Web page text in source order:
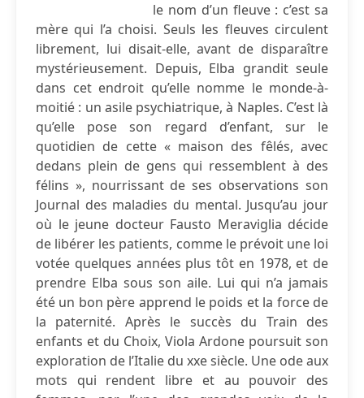
le nom d’un fleuve : c’est sa
mère qui l’a choisi. Seuls les fleuves circulent
librement, lui disait-elle, avant de disparaître
mystérieusement. Depuis, Elba grandit seule
dans cet endroit qu’elle nomme le monde-à-
moitié : un asile psychiatrique, à Naples. C’est là
qu’elle pose son regard d’enfant, sur le
quotidien de cette « maison des fêlés, avec
dedans plein de gens qui ressemblent à des
félins », nourrissant de ses observations son
Journal des maladies du mental. Jusqu’au jour
où le jeune docteur Fausto Meraviglia décide
de libérer les patients, comme le prévoit une loi
votée quelques années plus tôt en 1978, et de
prendre Elba sous son aile. Lui qui n’a jamais
été un bon père apprend le poids et la force de
la paternité. Après le succès du Train des
enfants et du Choix, Viola Ardone poursuit son
exploration de l’Italie du xxe siècle. Une ode aux
mots qui rendent libre et au pouvoir des